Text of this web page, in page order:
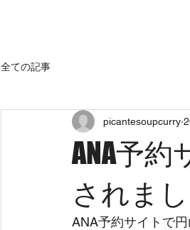
全ての記事
ANA予
されま
picantesoupcurry
ANA予約サイトで